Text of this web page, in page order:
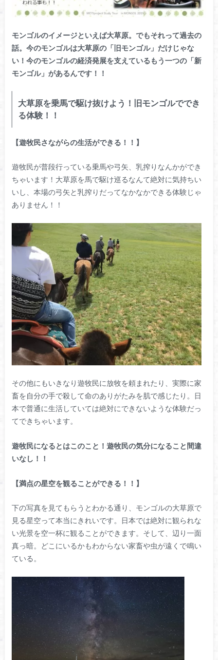
モンゴルのイメージといえば大草原。でもそれって過去の
話。今のモンゴルは大草原の「旧モンゴル」だけじゃな
い！今のモンゴルの経済発展を支えているもう一つの「新
モンゴル」があるんです！！
大草原を乗馬で駆け抜けよう！旧モンゴルででき
る体験！！
【遊牧民さながらの生活ができる！！】
遊牧民が普段行っている乗馬や弓矢、乳搾りなんかができ
ちゃいます！大草原を馬で駆け巡るなんて絶対に気持ちい
いし、本場の弓矢と乳搾りだってなかなかできる体験じゃ
ありません！！
その他にもいきなり遊牧民に放牧を頼まれたり、実際に家
畜を自分の手で殺して命のありがたみを肌で感じたり。日
本で普通に生活していては絶対にできないような体験だっ
てできちゃいます。
遊牧民になるとはこのこと！遊牧民の気分になること間違
いなし！！
【満点の星空を観ることができる！！】
下の写真を見てもらうとわかる通り、モンゴルの大草原で
見る星空って本当にきれいです。日本では絶対に観られな
い光景を空一杯に観ることができます。そして、辺り一面
真っ暗。どこにいるかもわからない家畜や虫が遠くで鳴い
ている。